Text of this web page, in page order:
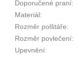
Doporučené praní:
Materiál:
Rozměr polštáře:
Rozměr povlečení:
Upevnění: